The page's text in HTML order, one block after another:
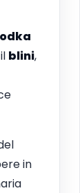
blini,
in